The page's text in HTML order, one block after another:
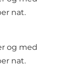
nat.
og med
nat.